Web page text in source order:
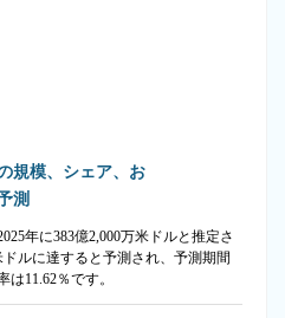
規模、シェア、お
測
年に383億2,000万米ドルと推定さ
ドルに達すると予測され、予測期間
は11.62％です。